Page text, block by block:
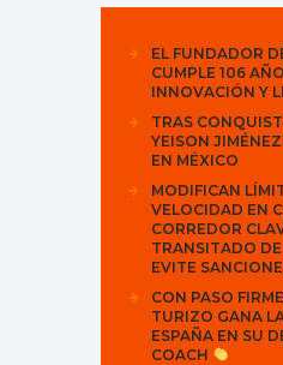
EL FUNDADOR
CUMPLE 106
INNOVACIÓN Y
TRAS
YEISON
EN MÉXICO
MODIFICAN
VELOCIDAD EN
CORREDOR
TRANSITADO
EVITE
CON PASO
TURIZO GANA
ESPAÑA EN SU
COACH